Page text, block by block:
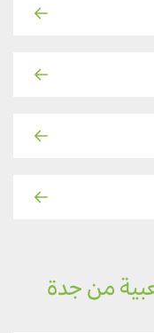
من جدة